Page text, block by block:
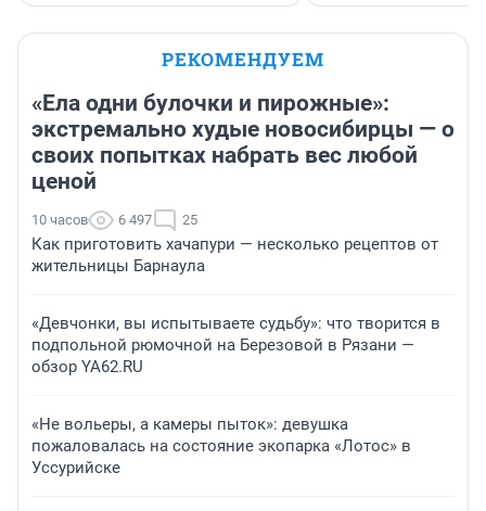
РЕКОМЕНДУЕМ
«Ела одни булочки и пирожные»:
экстремально худые новосибирцы — о
своих попытках набрать вес любой
ценой
10 часов 6 497 25
Как приготовить хачапури — несколько рецептов от
жительницы Барнаула
«Девчонки, вы испытываете судьбу»: что творится в
подпольной рюмочной на Березовой в Рязани —
обзор YA62.RU
«Не вольеры, а камеры пыток»: девушка
пожаловалась на состояние экопарка «Лотос» в
Уссурийске